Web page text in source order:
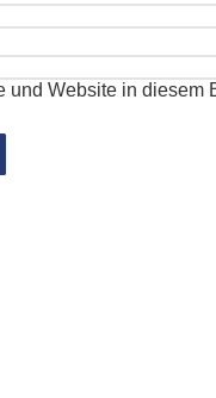
und Website in diesem